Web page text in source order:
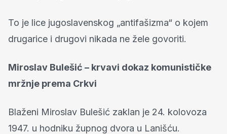
To je lice jugoslavenskog „antifašizma“ o kojem
drugarice i drugovi nikada ne žele govoriti.
Miroslav Bulešić – krvavi dokaz komunističke
mržnje prema Crkvi
Blaženi Miroslav Bulešić zaklan je 24. kolovoza
1947. u hodniku župnog dvora u Lanišću.